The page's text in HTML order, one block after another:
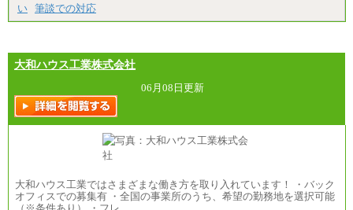
い 筆談での対応
大和ハウス工業株式会社
06月08日更新
大和ハウス工業ではさまざまな働き方を取り入れています！ ・バック
オフィスでの募集有 ・全国の事業所のうち、希望の勤務地を選択可能